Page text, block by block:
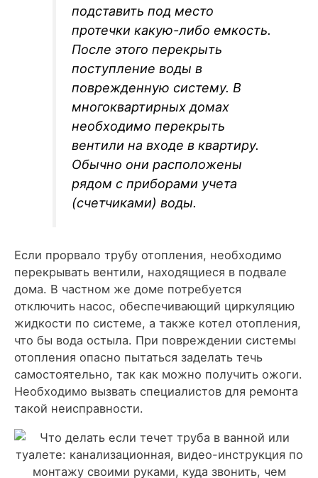
подставить под место
протечки какую-либо емкость.
После этого перекрыть
поступление воды в
поврежденную систему. В
многоквартирных домах
необходимо перекрыть
вентили на входе в квартиру.
Обычно они расположены
рядом с приборами учета
(счетчиками) воды.
Если прорвало трубу отопления, необходимо
перекрывать вентили, находящиеся в подвале
дома. В частном же доме потребуется
отключить насос, обеспечивающий циркуляцию
жидкости по системе, а также котел отопления,
что бы вода остыла. При повреждении системы
отопления опасно пытаться заделать течь
самостоятельно, так как можно получить ожоги.
Необходимо вызвать специалистов для ремонта
такой неисправности.